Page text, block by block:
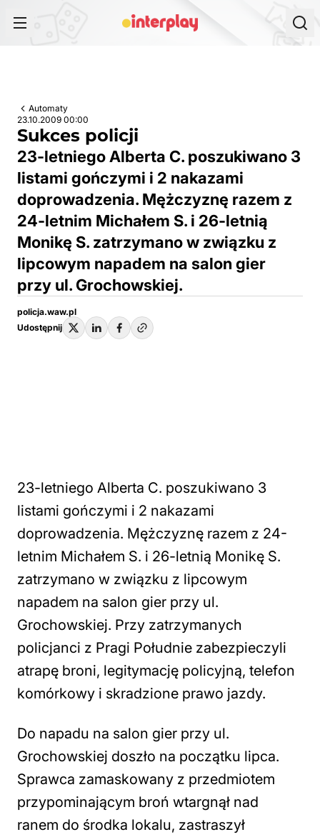
Automaty
23.10.2009 00:00
Sukces policji
23-letniego Alberta C. poszukiwano 3
listami gończymi i 2 nakazami
doprowadzenia. Mężczyznę razem z
24-letnim Michałem S. i 26-letnią
Monikę S. zatrzymano w związku z
lipcowym napadem na salon gier
przy ul. Grochowskiej.
policja.waw.pl
Udostępnij
23-letniego Alberta C. poszukiwano 3
listami gończymi i 2 nakazami
doprowadzenia. Mężczyznę razem z 24-
letnim Michałem S. i 26-letnią Monikę S.
zatrzymano w związku z lipcowym
napadem na salon gier przy ul.
Grochowskiej. Przy zatrzymanych
policjanci z Pragi Południe zabezpieczyli
atrapę broni, legitymację policyjną, telefon
komórkowy i skradzione prawo jazdy.
Do napadu na salon gier przy ul.
Grochowskiej doszło na początku lipca.
Sprawca zamaskowany z przedmiotem
przypominającym broń wtargnął nad
ranem do środka lokalu, zastraszył